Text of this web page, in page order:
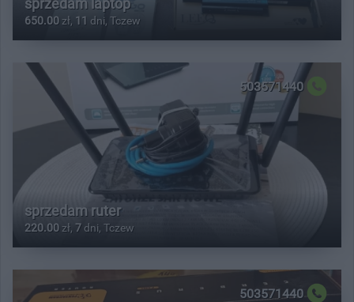
sprzedam laptop
650.00 zł, 11 dni, Tczew
503571440
sprzedam ruter
220.00 zł, 7 dni, Tczew
503571440